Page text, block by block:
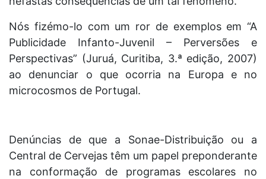
Nós fizémo-lo com um ror de exemplos em “A
Publicidade Infanto-Juvenil – Perversões e
Perspectivas” (Juruá, Curitiba, 3.ª edição, 2007)
ao denunciar o que ocorria na Europa e no
microcosmos de Portugal.
Denúncias de que a Sonae-Distribuição ou a
Central de Cervejas têm um papel preponderante
na conformação de programas escolares no